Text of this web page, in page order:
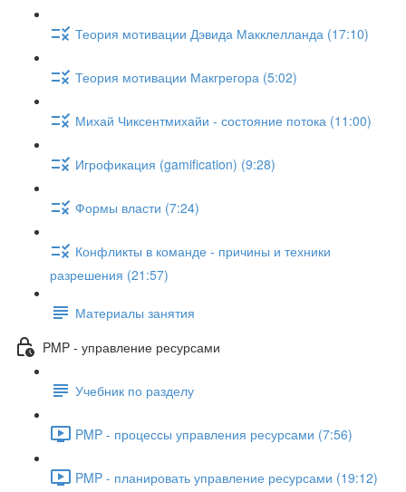
Теория мотивации Дэвида Макклелланда (17:10)
Теория мотивации Макгрегора (5:02)
Михай Чиксентмихайи - состояние потока (11:00)
Игрофикация (gamification) (9:28)
Формы власти (7:24)
Конфликты в команде - причины и техники
разрешения (21:57)
Материалы занятия
PMP - управление ресурсами
Учебник по разделу
PMP - процессы управления ресурсами (7:56)
PMP - планировать управление ресурсами (19:12)